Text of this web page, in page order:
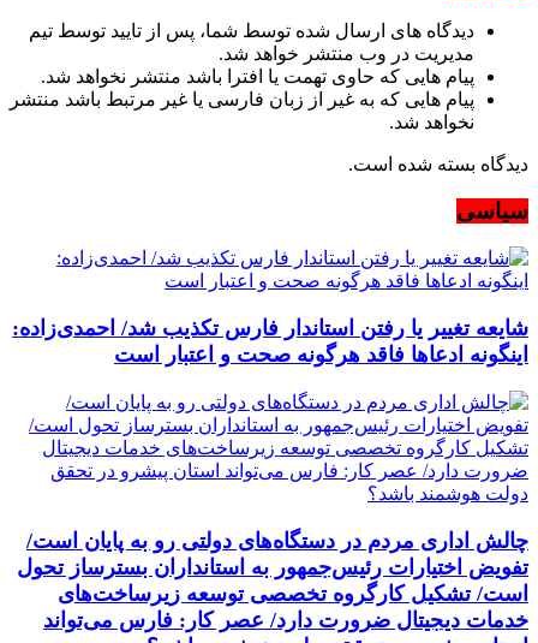
دیدگاه های ارسال شده توسط شما، پس از تایید توسط تیم
مدیریت در وب منتشر خواهد شد.
پیام هایی که حاوی تهمت یا افترا باشد منتشر نخواهد شد.
پیام هایی که به غیر از زبان فارسی یا غیر مرتبط باشد منتشر
نخواهد شد.
دیدگاه بسته شده است.
سیاسی
شایعه تغییر یا رفتن استاندار فارس تکذیب شد/ احمدی‌زاده:
اینگونه ادعاها فاقد هرگونه صحت و اعتبار است
چالش اداری مردم در دستگاه‌های دولتی رو به پایان است/
تفویض اختیارات رئیس‌جمهور به استانداران بسترساز تحول
است/ تشکیل کارگروه تخصصی توسعه زیرساخت‌های
خدمات دیجیتال ضرورت دارد/ عصر کار: فارس می‌تواند